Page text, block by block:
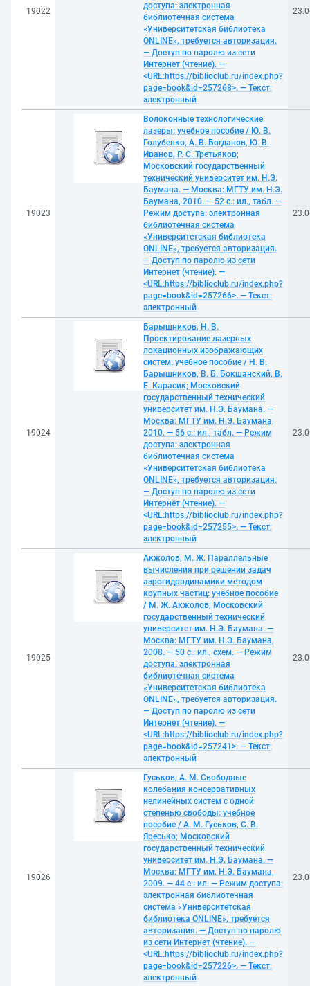
19022
доступа: электронная
библиотечная система
«Университетская библиотека
ONLINE», требуется авторизация.
— Доступ по паролю из сети
Интернет (чтение). —
<URL:https://biblioclub.ru/index.php?
page=book&id=257268>. — Текст:
электронный
19023
Волоконные технологические
лазеры: учебное пособие / Ю. В.
Голубенко, А. B. Богданов, Ю. В.
Иванов, Р. С. Третьяков;
Московский государственный
технический университет им. Н.Э.
Баумана. — Москва: МГТУ им. Н.Э.
Баумана, 2010. — 52 с.: ил., табл. —
Режим доступа: электронная
библиотечная система
«Университетская библиотека
ONLINE», требуется авторизация.
— Доступ по паролю из сети
Интернет (чтение). —
<URL:https://biblioclub.ru/index.php?
page=book&id=257266>. — Текст:
электронный
19024
Барышников, Н. В.
Проектирование лазерных
локационных изображающих
систем: учебное пособие / Н. В.
Барышников, В. Б. Бокшанский, В.
Е. Карасик; Московский
государственный технический
университет им. Н.Э. Баумана. —
Москва: МГТУ им. Н.Э. Баумана,
2010. — 56 с.: ил., табл. — Режим
доступа: электронная
библиотечная система
«Университетская библиотека
ONLINE», требуется авторизация.
— Доступ по паролю из сети
Интернет (чтение). —
<URL:https://biblioclub.ru/index.php?
page=book&id=257255>. — Текст:
электронный
19025
Акжолов, М. Ж. Параллельные
вычисления при решении задач
аэрогидродинамики методом
крупных частиц: учебное пособие
/ М. Ж. Акжолов; Московский
государственный технический
университет им. Н.Э. Баумана. —
Москва: МГТУ им. Н.Э. Баумана,
2008. — 50 с.: ил., схем. — Режим
доступа: электронная
библиотечная система
«Университетская библиотека
ONLINE», требуется авторизация.
— Доступ по паролю из сети
Интернет (чтение). —
<URL:https://biblioclub.ru/index.php?
page=book&id=257241>. — Текст:
электронный
19026
Гуськов, А. М. Свободные
колебания консервативных
нелинейных систем с одной
степенью свободы: учебное
пособие / А. М. Гуськов, С. В.
Яресько; Московский
государственный технический
университет им. Н.Э. Баумана. —
Москва: МГТУ им. Н.Э. Баумана,
2009. — 44 с.: ил. — Режим доступа:
электронная библиотечная
система «Университетская
библиотека ONLINE», требуется
авторизация. — Доступ по паролю
из сети Интернет (чтение). —
<URL:https://biblioclub.ru/index.php?
page=book&id=257226>. — Текст:
электронный